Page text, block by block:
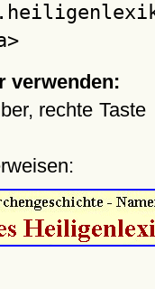
verwenden:
rechte Taste